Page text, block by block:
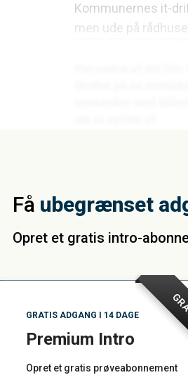
Kommunernes it-
men ude på
Få ubegrænset
Opret et gratis intro-
GRATIS ADGANG I 14 DAGE
Premium Intro
Opret et gratis prøveabonnement